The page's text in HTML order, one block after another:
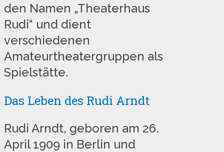
den Namen „Theaterhaus
Rudi“ und dient
verschiedenen
Amateurtheatergruppen als
Spielstätte.
Das Leben des Rudi Arndt
Rudi Arndt, geboren am 26.
April 1909 in Berlin und